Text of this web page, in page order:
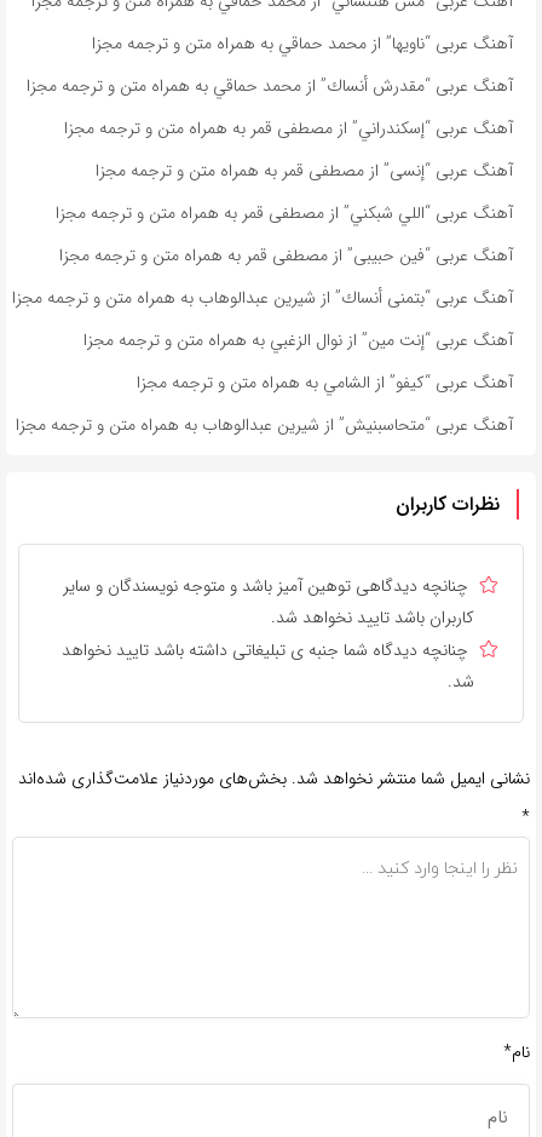
آهنگ عربی “ناویها” از محمد حماقي به همراه متن و ترجمه مجزا
آهنگ عربی “مقدرش أنساك” از محمد حماقي به همراه متن و ترجمه مجزا
آهنگ عربی “إسكندراني” از مصطفى قمر به همراه متن و ترجمه مجزا
آهنگ عربی “إنسى” از مصطفى قمر به همراه متن و ترجمه مجزا
آهنگ عربی “اللي شبكني” از مصطفى قمر به همراه متن و ترجمه مجزا
آهنگ عربی “فين حبيبى” از مصطفى قمر به همراه متن و ترجمه مجزا
آهنگ عربی “بتمنى أنساك” از شیرین عبدالوهاب به همراه متن و ترجمه مجزا
آهنگ عربی “إنت مين” از نوال الزغبي به همراه متن و ترجمه مجزا
آهنگ عربی “كيفو” از الشامي به همراه متن و ترجمه مجزا
آهنگ عربی “متحاسبنیش” از شیرین عبدالوهاب به همراه متن و ترجمه مجزا
نظرات کاربران
چنانچه دیدگاهی توهین آمیز باشد و متوجه نویسندگان و سایر
کاربران باشد تایید نخواهد شد.
چنانچه دیدگاه شما جنبه ی تبلیغاتی داشته باشد تایید نخواهد
شد.
نشانی ایمیل شما منتشر نخواهد شد. بخش‌های موردنیاز علامت‌گذاری شده‌اند
*
نام*